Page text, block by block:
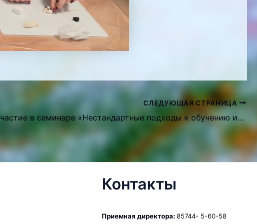
СЛЕДУЮЩАЯ СТРАНИЦА
Участие в семинаре «Нестандартные подходы к обучению и воспитанию дошкольников с интеллектуальной недостаточностью»
Контакты
Приемная директора: 85744- 5-60-58